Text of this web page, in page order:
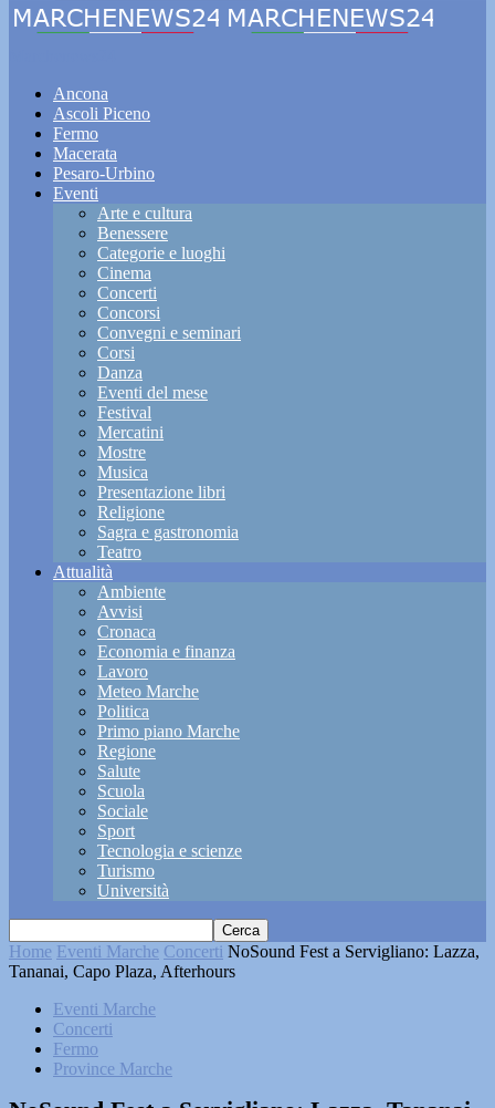
Ancona
Ascoli Piceno
Fermo
Macerata
Pesaro-Urbino
Eventi
Arte e cultura
Benessere
Categorie e luoghi
Cinema
Concerti
Concorsi
Convegni e seminari
Corsi
Danza
Eventi del mese
Festival
Mercatini
Mostre
Musica
Presentazione libri
Religione
Sagra e gastronomia
Teatro
Attualità
Ambiente
Avvisi
Cronaca
Economia e finanza
Lavoro
Meteo Marche
Politica
Primo piano Marche
Regione
Salute
Scuola
Sociale
Sport
Tecnologia e scienze
Turismo
Università
Home Eventi Marche Concerti NoSound Fest a Servigliano: Lazza,
Tananai, Capo Plaza, Afterhours
Eventi Marche
Concerti
Fermo
Province Marche